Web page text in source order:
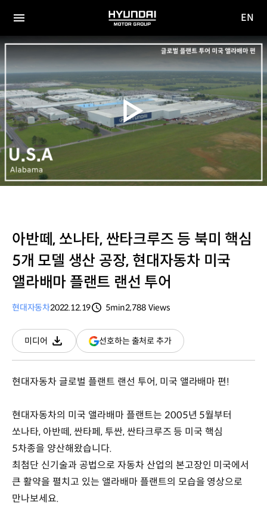
전체
HYUNDAI
MOTOR
사이
이동
EN
아반떼, 쏘나타, 싼타크루즈 등 북미 핵심
5개 모델 생산 공장, 현대자동차 미국
앨라배마 플랜트 랜선 투어
현대자동차2022.12.19
5min2,788 Views
미디어
다운로드
선호하는 출처로 추가(새
창
현대자동차 글로벌 플랜트 랜선 투어, 미국 앨라배마 편!
현대자동차의 미국 앨라배마 플랜트는 2005년 5월부터
쏘나타, 아반떼, 싼타페, 투싼, 싼타크루즈 등 미국 핵심
5차종을 양산해왔습니다.
최첨단 신기술과 공법으로 자동차 산업의 본고장인 미국에서
큰 활약을 펼치고 있는 앨라배마 플랜트의 모습을 영상으로
만나보세요.